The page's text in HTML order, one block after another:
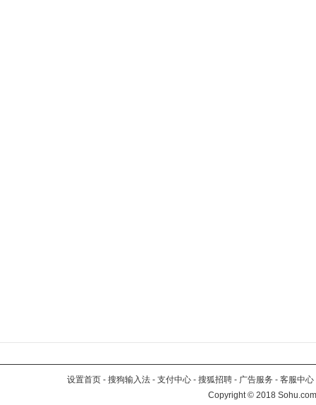
设置首页 - 搜狗输入法 - 支付中心 - 搜狐招聘 - 广告服务 - 客服中心
Copyright©2018